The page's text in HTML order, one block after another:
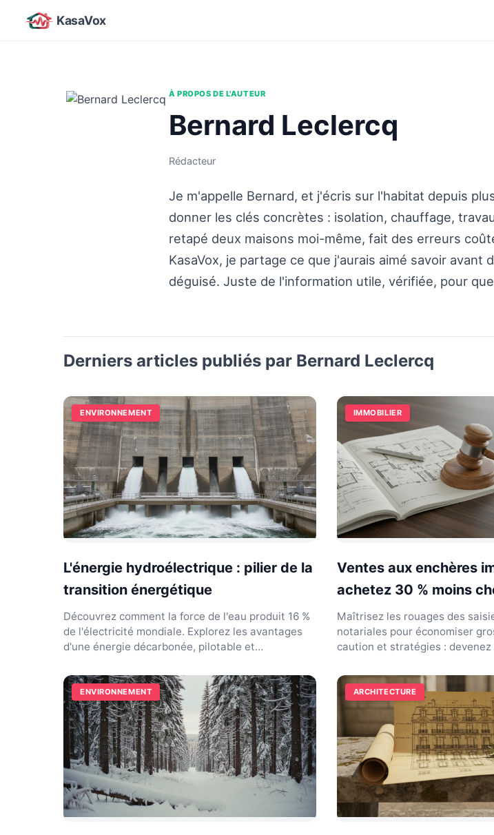
KasaVox
À PROPOS DE L'AUTEUR
Bernard Leclercq
Rédacteur
Je m'appelle Bernard, et j'écris sur l'habitat depuis
donner les clés concrètes : isolation, chauffage,
retapé deux maisons moi-même, fait des erreurs
KasaVox, je partage ce que j'aurais aimé savoir
déguisé. Juste de l'information utile, vérifiée, pour
Derniers articles publiés par Bernard Leclercq
ENVIRONNEMENT
L'énergie hydroélectrique : pilier de la
transition énergétique
Découvrez comment la force de l'eau produit 16 %
de l'électricité mondiale. Explorez les avantages
d'une énergie décarbonée, pilotable et
IMMOBILIER
Ventes aux enchères
achetez 30 % moins
Maîtrisez les rouages des
notariales pour économiser
caution et stratégies : devenez
ENVIRONNEMENT ARCHITECTURE